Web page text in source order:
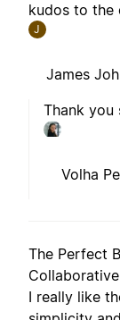
kudos to the
J
James
Thank you
Volha
The Perfect
I really like